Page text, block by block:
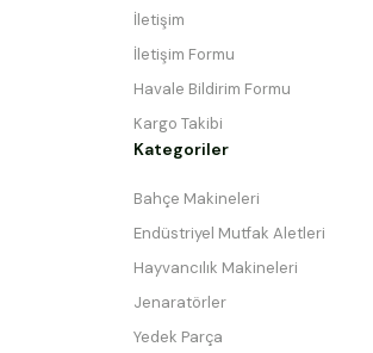
İletişim
İletişim Formu
Havale Bildirim Formu
Kargo Takibi
Kategoriler
Bahçe Makineleri
Endüstriyel Mutfak Aletleri
Hayvancılık Makineleri
Jenaratörler
Yedek Parça